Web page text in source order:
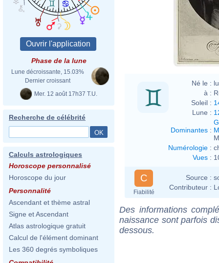
Phase de la lune
Lune décroissante, 15.03%
Dernier croissant
Mer. 12 août 17h37 T.U.
Recherche de célébrité
Calculs astrologiques
Horoscope personnalisé
Horoscope du jour
Personnalité
Ascendant et thème astral
Signe et Ascendant
Atlas astrologique gratuit
Calcul de l'élément dominant
Les 360 degrés symboliques
Né le :
à :
Soleil :
Lune :
Dominantes :
Numérologie :
Vues :
C
Fiabilité
Source :
Contributeur :
Des informations
naissance sont parfois
dessous.